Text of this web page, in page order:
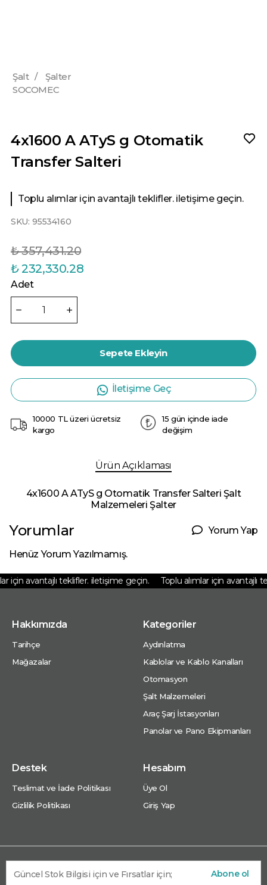
Şalt /
Şalter
SOCOMEC
4x1600 A ATyS g Otomatik
Transfer Salteri
Toplu alımlar için avantajlı teklifler. iletişime geçin.
SKU: 95534160
₺ 357,431.20
₺ 232,330.28
Adet
Sepete Ekleyin
İletişime Geç
10000 TL üzeri ücretsiz
kargo
15 gün içinde iade
değişim
Ürün Açıklaması
4x1600 A ATyS g Otomatik Transfer Salteri Şalt
Malzemeleri Şalter
Yorumlar Yorum Yap
Henüz Yorum Yazılmamış.
için avantajlı teklifler. iletişime geçin. Toplu alımlar için avantajlı
Hakkımızda
Tarihçe
Mağazalar
Kategoriler
Aydınlatma
Kablolar ve Kablo Kanalları
Otomasyon
Şalt Malzemeleri
Araç Şarj İstasyonları
Panolar ve Pano Ekipmanları
Destek
Teslimat ve İade Politikası
Gizlilik Politikası
Hesabım
Üye Ol
Giriş Yap
Abone ol